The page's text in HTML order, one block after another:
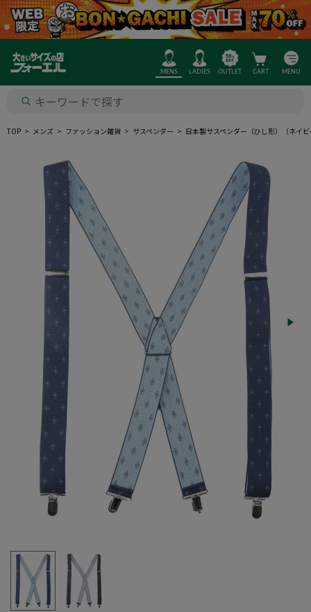
MENS LADIES OUTLET CART MENU
TOP メンズ ファッション雑貨 サスペンダー 日本製サスペンダー（ひし形）（ネイ